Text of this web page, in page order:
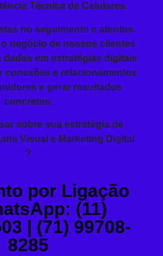
Técnica de Celulares.
no seguimento e atentos
negócio de nossos clientes
dados em estratégias digitais
conexões e relacionamentos
e gerar resultados
concretos.
sobre sua estratégia de
Visual e Marketing Digital
?
por Ligação
(11)
| (71) 99708-
8285